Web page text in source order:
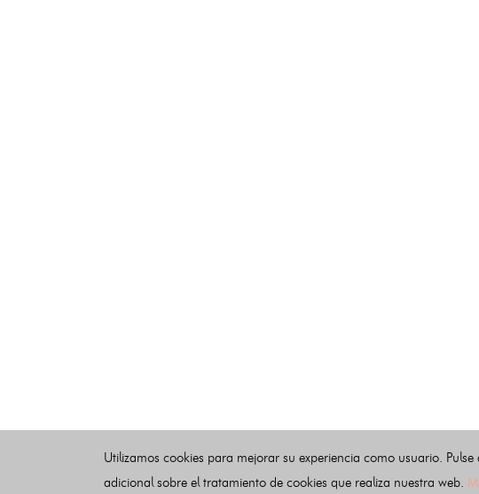
Utilizamos cookies para mejorar su experiencia como usuario.
adicional sobre el tratamiento de cookies que realiza nuestra web.